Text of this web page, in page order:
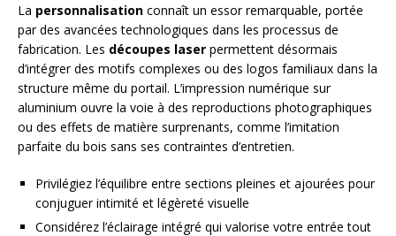
La personnalisation connaît un essor remarquable, portée
par des avancées technologiques dans les processus de
fabrication. Les découpes laser permettent désormais
d’intégrer des motifs complexes ou des logos familiaux dans la
structure même du portail. L’impression numérique sur
aluminium ouvre la voie à des reproductions photographiques
ou des effets de matière surprenants, comme l’imitation
parfaite du bois sans ses contraintes d’entretien.
Privilégiez l’équilibre entre sections pleines et ajourées pour
conjuguer intimité et légèreté visuelle
Considérez l’éclairage intégré qui valorise votre entrée tout